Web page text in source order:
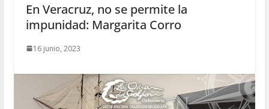
En Veracruz, no se permite la
impunidad: Margarita Corro
16 junio, 2023